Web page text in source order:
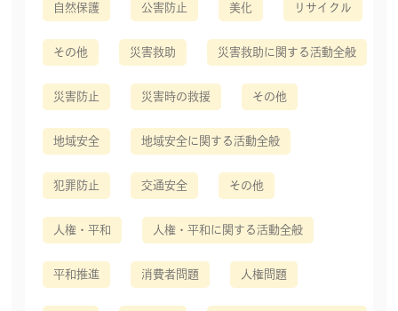
自然保護 公害防止 美化 リサイクル
その他 災害救助 災害救助に関する活動全般
災害防止 災害時の救援 その他
地域安全 地域安全に関する活動全般
犯罪防止 交通安全 その他
人権・平和 人権・平和に関する活動全般
平和推進 消費者問題 人権問題